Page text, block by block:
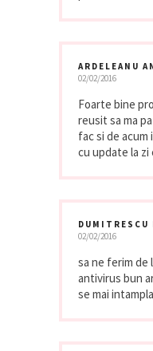
ARDELEANU
02/02/2016
Foarte bine
reusit sa ma
fac si de
cu update la
DUMITRESCU
02/02/2016
sa ne ferim de
antivirus bun
se mai intampla